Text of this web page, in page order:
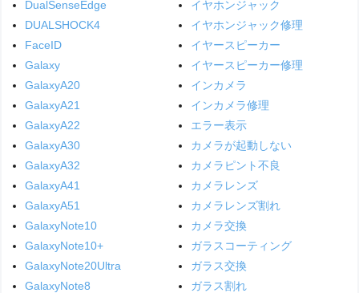
DualSenseEdge
DUALSHOCK4
FaceID
Galaxy
GalaxyA20
GalaxyA21
GalaxyA22
GalaxyA30
GalaxyA32
GalaxyA41
GalaxyA51
GalaxyNote10
GalaxyNote10+
GalaxyNote20Ultra
GalaxyNote8
イヤホンジャック
イヤホンジャック修理
イヤースピーカー
イヤースピーカー修理
インカメラ
インカメラ修理
エラー表示
カメラが起動しない
カメラピント不良
カメラレンズ
カメラレンズ割れ
カメラ交換
ガラスコーティング
ガラス交換
ガラス割れ